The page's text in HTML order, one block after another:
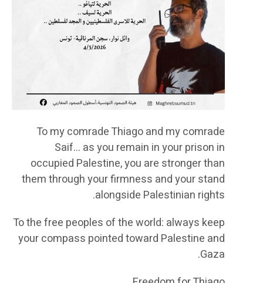
To my comrade Thiago and my comrade
Saif… as you remain in your prison in
occupied Palestine, you are stronger than
them through your firmness and your stand
alongside Palestinian rights.
To the free peoples of the world: always keep
your compass pointed toward Palestine and
Gaza.